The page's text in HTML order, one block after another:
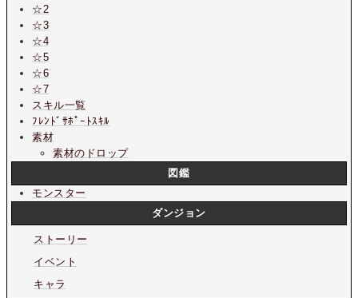
☆2
☆3
☆4
☆5
☆6
☆7
スキル一覧
ﾌﾚﾝﾄﾞｻﾎﾟｰﾄｽｷﾙ
素材
素材のドロップ
図鑑
モンスター
ダンジョン
ストーリー
イベント
キャラ